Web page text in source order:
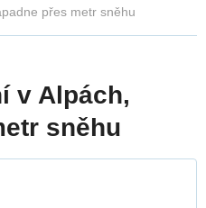
přes metr sněhu
v Alpách,
sněhu